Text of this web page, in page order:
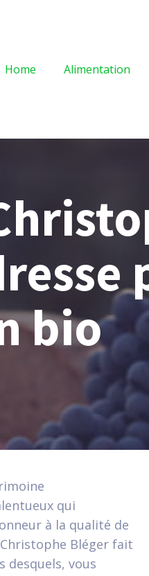
Home Alimentation
bio
qui
à la qualité de
Bléger fait
desquels, vous